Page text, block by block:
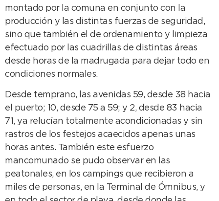
montado por la comuna en conjunto con la
producción y las distintas fuerzas de seguridad,
sino que también el de ordenamiento y limpieza
efectuado por las cuadrillas de distintas áreas
desde horas de la madrugada para dejar todo en
condiciones normales.
Desde temprano, las avenidas 59, desde 38 hacia
el puerto; 10, desde 75 a 59; y 2, desde 83 hacia
71, ya relucían totalmente acondicionadas y sin
rastros de los festejos acaecidos apenas unas
horas antes. También este esfuerzo
mancomunado se pudo observar en las
peatonales, en los campings que recibieron a
miles de personas, en la Terminal de Ómnibus, y